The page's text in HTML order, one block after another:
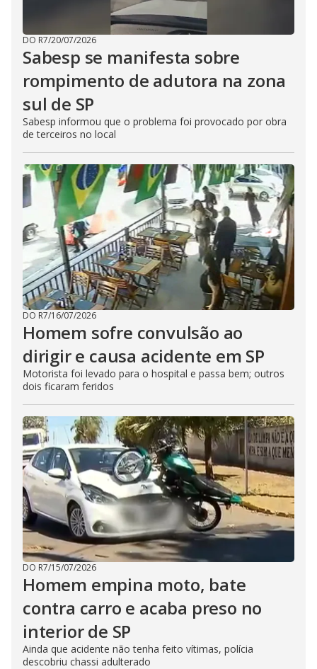
DO R7/20/07/2026
Sabesp se manifesta sobre
rompimento de adutora na zona
sul de SP
Sabesp informou que o problema foi provocado por obra
de terceiros no local
DO R7/16/07/2026
Homem sofre convulsão ao
dirigir e causa acidente em SP
Motorista foi levado para o hospital e passa bem; outros
dois ficaram feridos
DO R7/15/07/2026
Homem empina moto, bate
contra carro e acaba preso no
interior de SP
Ainda que acidente não tenha feito vítimas, polícia
descobriu chassi adulterado